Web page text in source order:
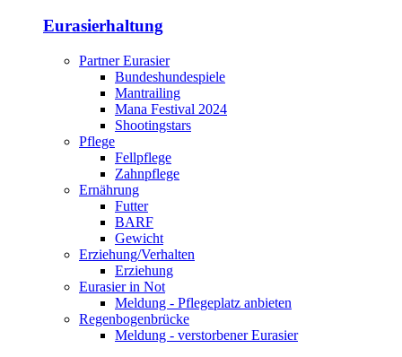
Eurasierhaltung
Partner Eurasier
Bundeshundespiele
Mantrailing
Mana Festival 2024
Shootingstars
Pflege
Fellpflege
Zahnpflege
Ernährung
Futter
BARF
Gewicht
Erziehung/Verhalten
Erziehung
Eurasier in Not
Meldung - Pflegeplatz anbieten
Regenbogenbrücke
Meldung - verstorbener Eurasier